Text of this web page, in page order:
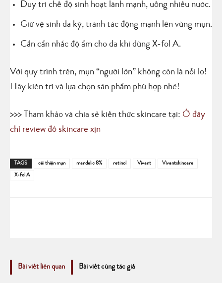
Duy trì chế độ sinh hoạt lành mạnh, uống nhiều nước.
Giữ vệ sinh da kỹ, tránh tác động mạnh lên vùng mụn.
Cẩn cẩn nhắc độ ẩm cho da khi dùng X-fol A.
Với quy trình trên, mụn “người lớn” không còn là nỗi lo!
Hãy kiên trì và lựa chọn sản phẩm phù hợp nhé!
>>> Tham khảo và chia sẻ kiến thức skincare tại: Ở đây
chỉ review đồ skincare xịn
TAGS cải thiện mụn mandelic 8% retinol Vivant Vivantskincare
X-fol A
Bài viết liên quan Bài viết cùng tác giả